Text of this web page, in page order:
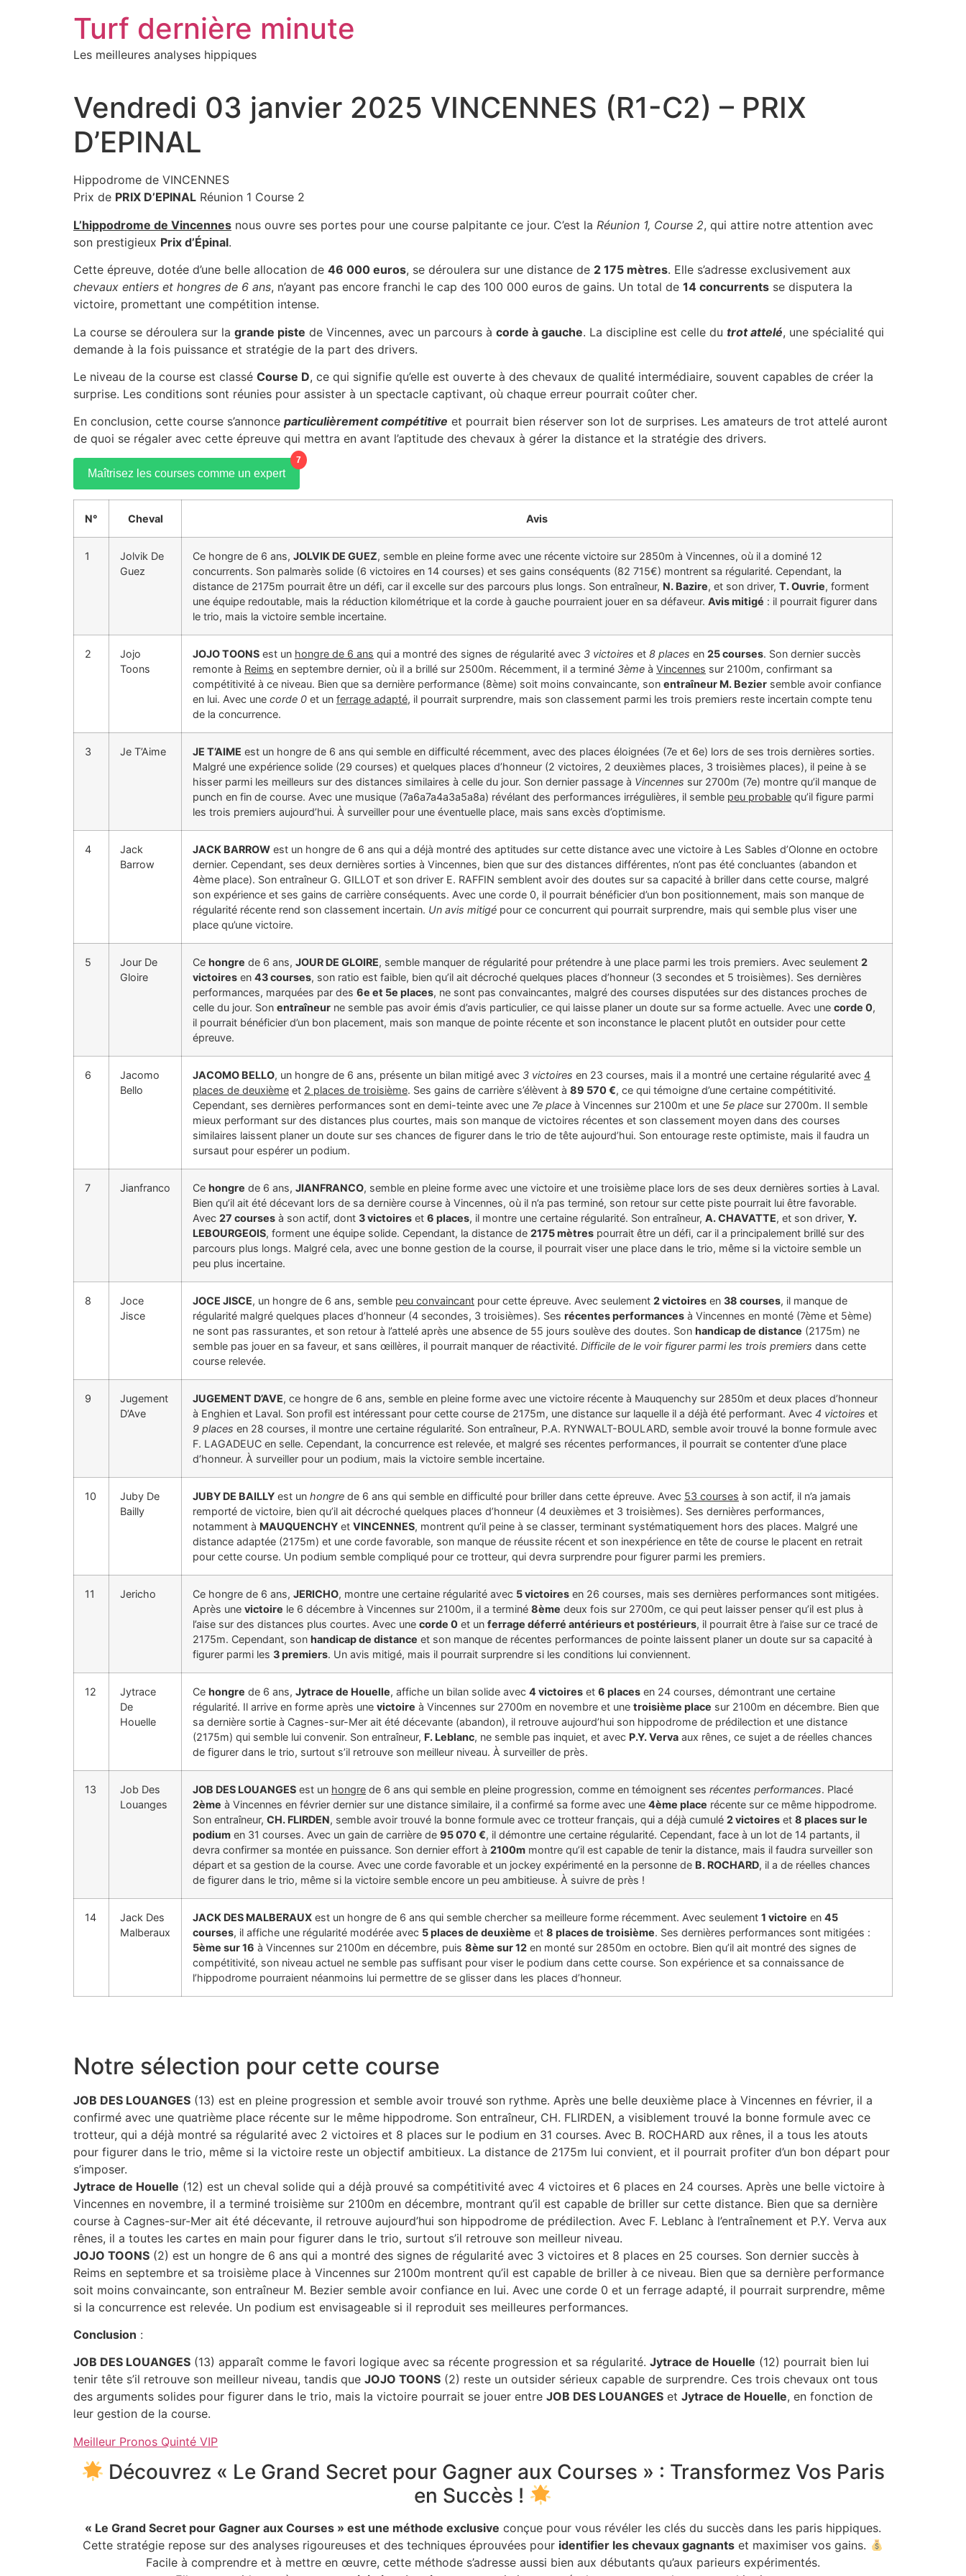
Turf dernière minute
Les meilleures analyses hippiques
Vendredi 03 janvier 2025 VINCENNES (R1-C2) – PRIX
D’EPINAL
Hippodrome de VINCENNES
Prix de PRIX D’EPINAL Réunion 1 Course 2
L’hippodrome de Vincennes nous ouvre ses portes pour une course palpitante ce jour. C’est la Réunion 1, Course 2, qui attire notre attention avec
son prestigieux Prix d’Épinal.
Cette épreuve, dotée d’une belle allocation de 46 000 euros, se déroulera sur une distance de 2 175 mètres. Elle s’adresse exclusivement aux
chevaux entiers et hongres de 6 ans, n’ayant pas encore franchi le cap des 100 000 euros de gains. Un total de 14 concurrents se disputera la
victoire, promettant une compétition intense.
La course se déroulera sur la grande piste de Vincennes, avec un parcours à corde à gauche. La discipline est celle du trot attelé, une spécialité qui
demande à la fois puissance et stratégie de la part des drivers.
Le niveau de la course est classé Course D, ce qui signifie qu’elle est ouverte à des chevaux de qualité intermédiaire, souvent capables de créer la
surprise. Les conditions sont réunies pour assister à un spectacle captivant, où chaque erreur pourrait coûter cher.
En conclusion, cette course s’annonce particulièrement compétitive et pourrait bien réserver son lot de surprises. Les amateurs de trot attelé auront
de quoi se régaler avec cette épreuve qui mettra en avant l’aptitude des chevaux à gérer la distance et la stratégie des drivers.
Maîtrisez les courses comme un expert
7
N° Cheval Avis
1
Jolvik De
Guez
Ce hongre de 6 ans, JOLVIK DE GUEZ, semble en pleine forme avec une récente victoire sur 2850m à Vincennes, où il a dominé 12
concurrents. Son palmarès solide (6 victoires en 14 courses) et ses gains conséquents (82 715€) montrent sa régularité. Cependant, la
distance de 2175m pourrait être un défi, car il excelle sur des parcours plus longs. Son entraîneur, N. Bazire, et son driver, T. Ouvrie, forment
une équipe redoutable, mais la réduction kilométrique et la corde à gauche pourraient jouer en sa défaveur. Avis mitigé : il pourrait figurer dans
le trio, mais la victoire semble incertaine.
2
Jojo
Toons
JOJO TOONS est un hongre de 6 ans qui a montré des signes de régularité avec 3 victoires et 8 places en 25 courses. Son dernier succès
remonte à Reims en septembre dernier, où il a brillé sur 2500m. Récemment, il a terminé 3ème à Vincennes sur 2100m, confirmant sa
compétitivité à ce niveau. Bien que sa dernière performance (8ème) soit moins convaincante, son entraîneur M. Bezier semble avoir confiance
en lui. Avec une corde 0 et un ferrage adapté, il pourrait surprendre, mais son classement parmi les trois premiers reste incertain compte tenu
de la concurrence.
3 Je T’Aime JE T’AIME est un hongre de 6 ans qui semble en difficulté récemment, avec des places éloignées (7e et 6e) lors de ses trois dernières sorties.
Malgré une expérience solide (29 courses) et quelques places d’honneur (2 victoires, 2 deuxièmes places, 3 troisièmes places), il peine à se
hisser parmi les meilleurs sur des distances similaires à celle du jour. Son dernier passage à Vincennes sur 2700m (7e) montre qu’il manque de
punch en fin de course. Avec une musique (7a6a7a4a3a5a8a) révélant des performances irrégulières, il semble peu probable qu’il figure parmi
les trois premiers aujourd’hui. À surveiller pour une éventuelle place, mais sans excès d’optimisme.
4
Jack
Barrow
JACK BARROW est un hongre de 6 ans qui a déjà montré des aptitudes sur cette distance avec une victoire à Les Sables d’Olonne en octobre
dernier. Cependant, ses deux dernières sorties à Vincennes, bien que sur des distances différentes, n’ont pas été concluantes (abandon et
4ème place). Son entraîneur G. GILLOT et son driver E. RAFFIN semblent avoir des doutes sur sa capacité à briller dans cette course, malgré
son expérience et ses gains de carrière conséquents. Avec une corde 0, il pourrait bénéficier d’un bon positionnement, mais son manque de
régularité récente rend son classement incertain. Un avis mitigé pour ce concurrent qui pourrait surprendre, mais qui semble plus viser une
place qu’une victoire.
5
Jour De
Gloire
Ce hongre de 6 ans, JOUR DE GLOIRE, semble manquer de régularité pour prétendre à une place parmi les trois premiers. Avec seulement 2
victoires en 43 courses, son ratio est faible, bien qu’il ait décroché quelques places d’honneur (3 secondes et 5 troisièmes). Ses dernières
performances, marquées par des 6e et 5e places, ne sont pas convaincantes, malgré des courses disputées sur des distances proches de
celle du jour. Son entraîneur ne semble pas avoir émis d’avis particulier, ce qui laisse planer un doute sur sa forme actuelle. Avec une corde 0,
il pourrait bénéficier d’un bon placement, mais son manque de pointe récente et son inconstance le placent plutôt en outsider pour cette
épreuve.
6
Jacomo
Bello
JACOMO BELLO, un hongre de 6 ans, présente un bilan mitigé avec 3 victoires en 23 courses, mais il a montré une certaine régularité avec 4
places de deuxième et 2 places de troisième. Ses gains de carrière s’élèvent à 89 570 €, ce qui témoigne d’une certaine compétitivité.
Cependant, ses dernières performances sont en demi-teinte avec une 7e place à Vincennes sur 2100m et une 5e place sur 2700m. Il semble
mieux performant sur des distances plus courtes, mais son manque de victoires récentes et son classement moyen dans des courses
similaires laissent planer un doute sur ses chances de figurer dans le trio de tête aujourd’hui. Son entourage reste optimiste, mais il faudra un
sursaut pour espérer un podium.
7 Jianfranco Ce hongre de 6 ans, JIANFRANCO, semble en pleine forme avec une victoire et une troisième place lors de ses deux dernières sorties à Laval.
Bien qu’il ait été décevant lors de sa dernière course à Vincennes, où il n’a pas terminé, son retour sur cette piste pourrait lui être favorable.
Avec 27 courses à son actif, dont 3 victoires et 6 places, il montre une certaine régularité. Son entraîneur, A. CHAVATTE, et son driver, Y.
LEBOURGEOIS, forment une équipe solide. Cependant, la distance de 2175 mètres pourrait être un défi, car il a principalement brillé sur des
parcours plus longs. Malgré cela, avec une bonne gestion de la course, il pourrait viser une place dans le trio, même si la victoire semble un
peu plus incertaine.
8
Joce
Jisce
JOCE JISCE, un hongre de 6 ans, semble peu convaincant pour cette épreuve. Avec seulement 2 victoires en 38 courses, il manque de
régularité malgré quelques places d’honneur (4 secondes, 3 troisièmes). Ses récentes performances à Vincennes en monté (7ème et 5ème)
ne sont pas rassurantes, et son retour à l’attelé après une absence de 55 jours soulève des doutes. Son handicap de distance (2175m) ne
semble pas jouer en sa faveur, et sans œillères, il pourrait manquer de réactivité. Difficile de le voir figurer parmi les trois premiers dans cette
course relevée.
9
Jugement
D’Ave
JUGEMENT D’AVE, ce hongre de 6 ans, semble en pleine forme avec une victoire récente à Mauquenchy sur 2850m et deux places d’honneur
à Enghien et Laval. Son profil est intéressant pour cette course de 2175m, une distance sur laquelle il a déjà été performant. Avec 4 victoires et
9 places en 28 courses, il montre une certaine régularité. Son entraîneur, P.A. RYNWALT-BOULARD, semble avoir trouvé la bonne formule avec
F. LAGADEUC en selle. Cependant, la concurrence est relevée, et malgré ses récentes performances, il pourrait se contenter d’une place
d’honneur. À surveiller pour un podium, mais la victoire semble incertaine.
10
Juby De
Bailly
JUBY DE BAILLY est un hongre de 6 ans qui semble en difficulté pour briller dans cette épreuve. Avec 53 courses à son actif, il n’a jamais
remporté de victoire, bien qu’il ait décroché quelques places d’honneur (4 deuxièmes et 3 troisièmes). Ses dernières performances,
notamment à MAUQUENCHY et VINCENNES, montrent qu’il peine à se classer, terminant systématiquement hors des places. Malgré une
distance adaptée (2175m) et une corde favorable, son manque de réussite récent et son inexpérience en tête de course le placent en retrait
pour cette course. Un podium semble compliqué pour ce trotteur, qui devra surprendre pour figurer parmi les premiers.
11 Jericho Ce hongre de 6 ans, JERICHO, montre une certaine régularité avec 5 victoires en 26 courses, mais ses dernières performances sont mitigées.
Après une victoire le 6 décembre à Vincennes sur 2100m, il a terminé 8ème deux fois sur 2700m, ce qui peut laisser penser qu’il est plus à
l’aise sur des distances plus courtes. Avec une corde 0 et un ferrage déferré antérieurs et postérieurs, il pourrait être à l’aise sur ce tracé de
2175m. Cependant, son handicap de distance et son manque de récentes performances de pointe laissent planer un doute sur sa capacité à
figurer parmi les 3 premiers. Un avis mitigé, mais il pourrait surprendre si les conditions lui conviennent.
12
Jytrace
De
Houelle
Ce hongre de 6 ans, Jytrace de Houelle, affiche un bilan solide avec 4 victoires et 6 places en 24 courses, démontrant une certaine
régularité. Il arrive en forme après une victoire à Vincennes sur 2700m en novembre et une troisième place sur 2100m en décembre. Bien que
sa dernière sortie à Cagnes-sur-Mer ait été décevante (abandon), il retrouve aujourd’hui son hippodrome de prédilection et une distance
(2175m) qui semble lui convenir. Son entraîneur, F. Leblanc, ne semble pas inquiet, et avec P.Y. Verva aux rênes, ce sujet a de réelles chances
de figurer dans le trio, surtout s’il retrouve son meilleur niveau. À surveiller de près.
13
Job Des
Louanges
JOB DES LOUANGES est un hongre de 6 ans qui semble en pleine progression, comme en témoignent ses récentes performances. Placé
2ème à Vincennes en février dernier sur une distance similaire, il a confirmé sa forme avec une 4ème place récente sur ce même hippodrome.
Son entraîneur, CH. FLIRDEN, semble avoir trouvé la bonne formule avec ce trotteur français, qui a déjà cumulé 2 victoires et 8 places sur le
podium en 31 courses. Avec un gain de carrière de 95 070 €, il démontre une certaine régularité. Cependant, face à un lot de 14 partants, il
devra confirmer sa montée en puissance. Son dernier effort à 2100m montre qu’il est capable de tenir la distance, mais il faudra surveiller son
départ et sa gestion de la course. Avec une corde favorable et un jockey expérimenté en la personne de B. ROCHARD, il a de réelles chances
de figurer dans le trio, même si la victoire semble encore un peu ambitieuse. À suivre de près !
14
Jack Des
Malberaux
JACK DES MALBERAUX est un hongre de 6 ans qui semble chercher sa meilleure forme récemment. Avec seulement 1 victoire en 45
courses, il affiche une régularité modérée avec 5 places de deuxième et 8 places de troisième. Ses dernières performances sont mitigées :
5ème sur 16 à Vincennes sur 2100m en décembre, puis 8ème sur 12 en monté sur 2850m en octobre. Bien qu’il ait montré des signes de
compétitivité, son niveau actuel ne semble pas suffisant pour viser le podium dans cette course. Son expérience et sa connaissance de
l’hippodrome pourraient néanmoins lui permettre de se glisser dans les places d’honneur.
Notre sélection pour cette course
JOB DES LOUANGES (13) est en pleine progression et semble avoir trouvé son rythme. Après une belle deuxième place à Vincennes en février, il a
confirmé avec une quatrième place récente sur le même hippodrome. Son entraîneur, CH. FLIRDEN, a visiblement trouvé la bonne formule avec ce
trotteur, qui a déjà montré sa régularité avec 2 victoires et 8 places sur le podium en 31 courses. Avec B. ROCHARD aux rênes, il a tous les atouts
pour figurer dans le trio, même si la victoire reste un objectif ambitieux. La distance de 2175m lui convient, et il pourrait profiter d’un bon départ pour
s’imposer.
Jytrace de Houelle (12) est un cheval solide qui a déjà prouvé sa compétitivité avec 4 victoires et 6 places en 24 courses. Après une belle victoire à
Vincennes en novembre, il a terminé troisième sur 2100m en décembre, montrant qu’il est capable de briller sur cette distance. Bien que sa dernière
course à Cagnes-sur-Mer ait été décevante, il retrouve aujourd’hui son hippodrome de prédilection. Avec F. Leblanc à l’entraînement et P.Y. Verva aux
rênes, il a toutes les cartes en main pour figurer dans le trio, surtout s’il retrouve son meilleur niveau.
JOJO TOONS (2) est un hongre de 6 ans qui a montré des signes de régularité avec 3 victoires et 8 places en 25 courses. Son dernier succès à
Reims en septembre et sa troisième place à Vincennes sur 2100m montrent qu’il est capable de briller à ce niveau. Bien que sa dernière performance
soit moins convaincante, son entraîneur M. Bezier semble avoir confiance en lui. Avec une corde 0 et un ferrage adapté, il pourrait surprendre, même
si la concurrence est relevée. Un podium est envisageable si il reproduit ses meilleures performances.
Conclusion :
JOB DES LOUANGES (13) apparaît comme le favori logique avec sa récente progression et sa régularité. Jytrace de Houelle (12) pourrait bien lui
tenir tête s’il retrouve son meilleur niveau, tandis que JOJO TOONS (2) reste un outsider sérieux capable de surprendre. Ces trois chevaux ont tous
des arguments solides pour figurer dans le trio, mais la victoire pourrait se jouer entre JOB DES LOUANGES et Jytrace de Houelle, en fonction de
leur gestion de la course.
Meilleur Pronos Quinté VIP
Découvrez « Le Grand Secret pour Gagner aux Courses » : Transformez Vos Paris
en Succès !
« Le Grand Secret pour Gagner aux Courses » est une méthode exclusive conçue pour vous révéler les clés du succès dans les paris hippiques.
Cette stratégie repose sur des analyses rigoureuses et des techniques éprouvées pour identifier les chevaux gagnants et maximiser vos gains.
Facile à comprendre et à mettre en œuvre, cette méthode s’adresse aussi bien aux débutants qu’aux parieurs expérimentés.